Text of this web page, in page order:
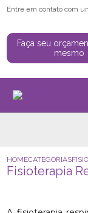
Entre em contato com
Faça seu
mesmo
HOMECATEGORIAS
Fisioterapia